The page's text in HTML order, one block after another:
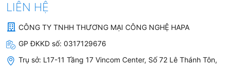
LIÊN HỆ
CÔNG TY TNHH THƯƠNG MẠI CÔNG NGHỆ HAPA
GP ĐKKD số: 0317129676
Trụ sở: L17-11 Tầng 17 Vincom Center, Số 72 Lê Thánh Tôn,